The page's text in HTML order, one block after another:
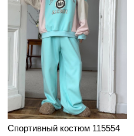
Спортивный костюм 115554